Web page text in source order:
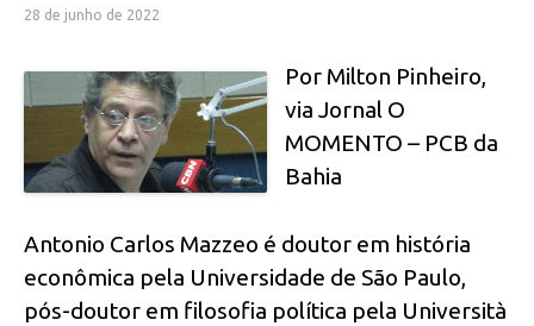
28 de junho de 2022
Por Milton Pinheiro,
via Jornal O
MOMENTO – PCB da
Bahia
Antonio Carlos Mazzeo é doutor em história
econômica pela Universidade de São Paulo,
pós-doutor em filosofia política pela Università